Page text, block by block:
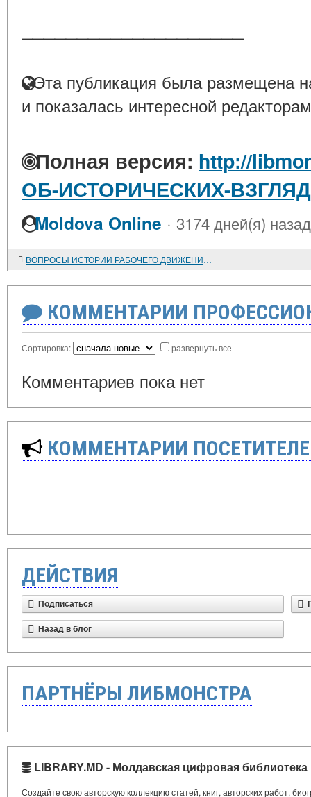
Эта публикация была размещена
и показалась интересной
Полная версия: http://
ОБ-ИСТОРИЧЕСКИХ-
Moldova Online · 3174 дней(я) назад
ВОПРОСЫ ИСТОРИИ РАБОЧЕГО ДВИЖЕНИЯ НА СТРАНИЦАХ АНГЛИЙСКИХ ЖУРНАЛОВ "THE COMMUNIST REVIEW" И "THE LABOUR MONTHLY"
КОММЕНТАРИИ
Сортировка: развернуть все
Комментариев пока нет
КОММЕНТАРИИ
ДЕЙСТВИЯ
Подписаться
Назад в блог
ПАРТНЁРЫ ЛИБМОНСТРА
LIBRARY.MD - Молдавская цифровая библиотека
Создайте свою авторскую коллекцию статей, книг, авторских работ,